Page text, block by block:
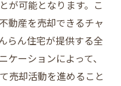
と効果
現する鍵
むリフォーム提案
覧の利点
が可能となります。こ
動産を売却できるチャ
らん住宅が提供する全
ーションによって、
売却活動を進めること